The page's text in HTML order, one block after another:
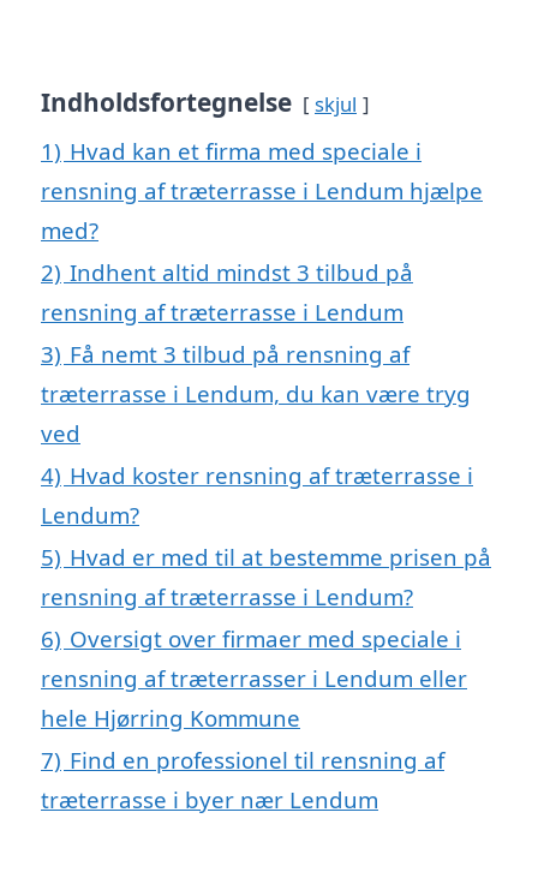
Indholdsfortegnelse skjul
1) Hvad kan et firma med speciale i
rensning af træterrasse i Lendum hjælpe
med?
2) Indhent altid mindst 3 tilbud på
rensning af træterrasse i Lendum
3) Få nemt 3 tilbud på rensning af
træterrasse i Lendum, du kan være tryg
ved
4) Hvad koster rensning af træterrasse i
Lendum?
5) Hvad er med til at bestemme prisen på
rensning af træterrasse i Lendum?
6) Oversigt over firmaer med speciale i
rensning af træterrasser i Lendum eller
hele Hjørring Kommune
7) Find en professionel til rensning af
træterrasse i byer nær Lendum